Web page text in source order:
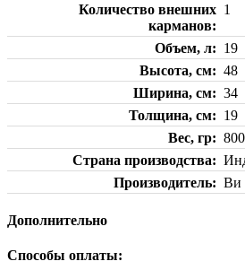
Количество внешних
карманов
1
Объем, л
19
Высота, см
48
Ширина, см
34
Толщина, см
19
Вес, гр
800
Страна производства
Производитель
Ви
Дополнительно
Способы оплаты: